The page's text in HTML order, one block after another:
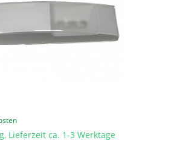
Lieferzeit ca. 1-3 Werktage